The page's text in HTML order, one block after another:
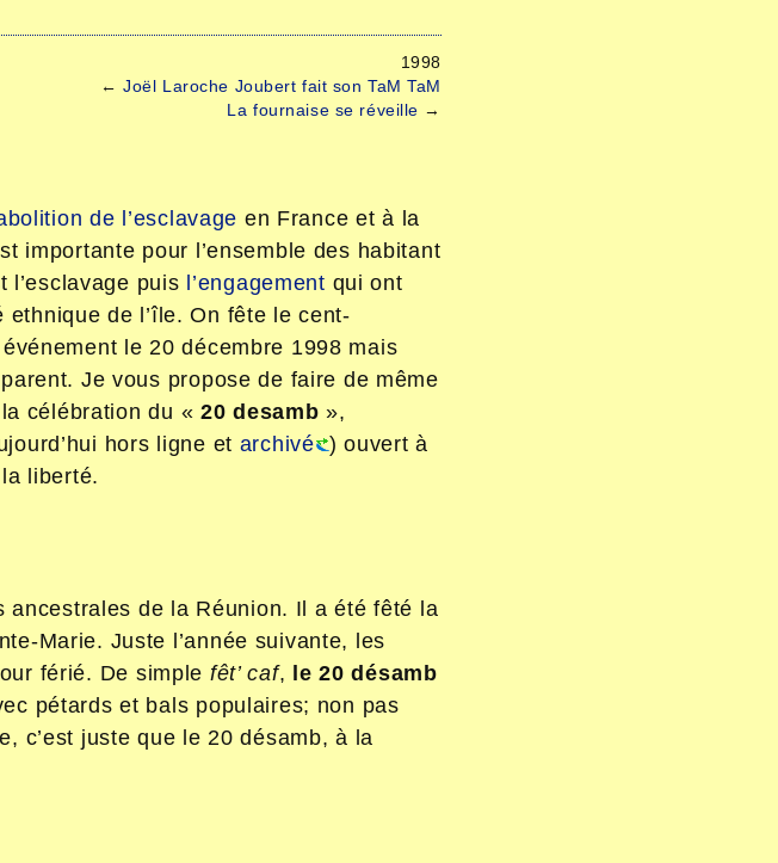
1998
←Joël Laroche Joubert fait son TaM TaM
La fournaise se réveille →
de l’esclavage en France et à la
importante pour l’ensemble des habitant
l’esclavage puis
l’engagement qui ont
de l’île. On fête le cent-
le 20 décembre 1998 mais
Je vous propose de faire de même
célébration du « 20 desamb »,
hors ligne et archivé
) ouvert à
liberté.
de la Réunion. Il a été fêté la
Marie. Juste l’année suivante, les
férié. De simple fêt’ caf,
le 20 désamb
pétards et bals populaires; non pas
c’est juste que le 20 désamb, à la